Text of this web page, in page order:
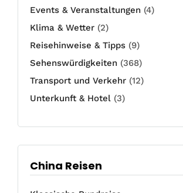
Events & Veranstaltungen (4)
Klima & Wetter (2)
Reisehinweise & Tipps (9)
Sehenswürdigkeiten (368)
Transport und Verkehr (12)
Unterkunft & Hotel (3)
China Reisen